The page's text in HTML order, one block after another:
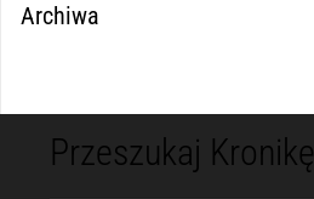
Archiwa
Przeszukaj Kronikę